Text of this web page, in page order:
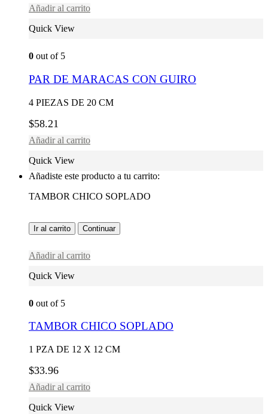
Añadir al carrito
Quick View
0 out of 5
PAR DE MARACAS CON GUIRO
4 PIEZAS DE 20 CM
$58.21
Añadir al carrito
Quick View
Añadiste este producto a tu carrito:
TAMBOR CHICO SOPLADO
Ir al carrito Continuar
Añadir al carrito
Quick View
0 out of 5
TAMBOR CHICO SOPLADO
1 PZA DE 12 X 12 CM
$33.96
Añadir al carrito
Quick View